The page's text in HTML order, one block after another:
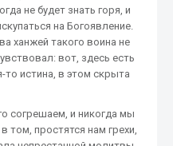
не будет знать горя, и
на Богоявление.
ханжей такого воина не
вот, здесь есть
то истина, в этом скрыта
согрешаем, и никогда мы
том, простятся нам грехи,